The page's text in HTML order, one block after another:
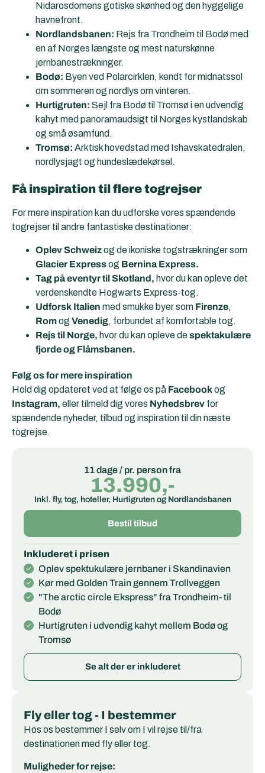
Nidarosdomens gotiske skønhed og den hyggelige
havnefront.
Nordlandsbanen: Rejs fra Trondheim til Bodø med
en af Norges længste og mest naturskønne
jernbanestrækninger.
Bodø: Byen ved Polarcirklen, kendt for midnatssol
om sommeren og nordlys om vinteren.
Hurtigruten: Sejl fra Bodø til Tromsø i en udvendig
kahyt med panoramaudsigt til Norges kystlandskab
og små øsamfund.
Tromsø: Arktisk hovedstad med Ishavskatedralen,
nordlysjagt og hundeslædekørsel.
Få inspiration til flere togrejser
For mere inspiration kan du udforske vores spændende
togrejser til andre fantastiske destinationer:
Oplev Schweizog de ikoniske togstrækninger som
Glacier Expressog Bernina Express.
Tag på eventyr til Skotland, hvor du kan opleve det
verdenskendte Hogwarts Express-tog.
Udforsk Italien med smukke byer som Firenze,
Romog Venedig, forbundet af komfortable tog.
Rejs til Norge, hvor du kan opleve despektakulære
fjorde og Flåmsbanen.
Følg os for mere inspiration
Hold dig opdateret ved at følge os på Facebookog
Instagram, eller tilmeld dig vores Nyhedsbrev for
spændende nyheder, tilbud og inspiration til din næste
togrejse.
11 dage / pr. person fra
13.990,-
Inkl. fly, tog, hoteller, Hurtigruten og Nordlandsbanen
Bestil tilbud
Inkluderet i prisen
Oplev spektukulære jernbaner i Skandinavien
Kør med Golden Train gennem Trollveggen
"The arctic circle Ekspress" fra Trondheim- til
Bodø
Hurtigruten i udvendig kahyt mellem Bodø og
Tromsø
Se alt der er inkluderet
Fly eller tog - I bestemmer
Hos os bestemmer I selv om I vil rejse til/fra
destinationen med fly eller tog.
Muligheder for rejse: